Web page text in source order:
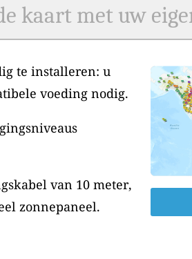
kaart met uw
te installeren: u
voeding nodig.
van 10 meter,
zonnepaneel.